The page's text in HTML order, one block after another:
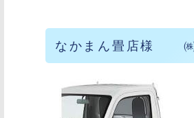
なかまん畳店様 ㈱